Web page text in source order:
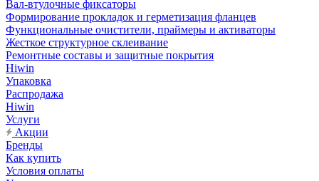
Вал-втулочные фиксаторы
Формирование прокладок и герметизация фланцев
Функциональные очистители, праймеры и активаторы
Жесткое структурное склеивание
Ремонтные составы и защитные покрытия
Hiwin
Упаковка
Распродажа
Hiwin
Услуги
Акции
Бренды
Как купить
Условия оплаты